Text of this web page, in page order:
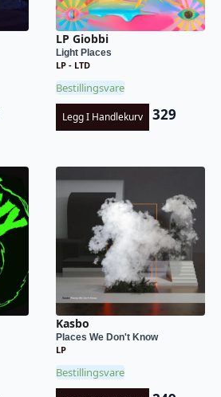
LP Giobbi
Light Places
LP - LTD
Bestillingsvare
Legg I Handlekurv 329
Kasbo
Places We Don't Know
LP
Bestillingsvare